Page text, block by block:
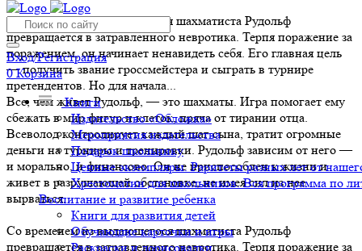
Вход/Регистрация
0 Корзина
Книги
Издательство «Обложка»
Мероприятия издательства
Подарок школьнику
Ценные экземпляры. Раритеты разных лет от
Хрестоматии для школьников. Вся программа по
Воспитание и развитие ребенка
Книги для развития детей
Обучающие карточки и игры
Раскраски и дорисовалки
Со временем из выдающегося шахматиста Рудольф
превращается в затравленного невротика. Терпя поражение за
поражением, он начинает ненавидеть себя. Его главная цель
— получить звание гроссмейстера и сыграть в турнире
претендентов. Но для начала...
Все, чем живет Рудольф, — это шахматы. Игра помогает ему
сбежать в мир фигур и клеток, пряча от тирании отца.
Всеволод контролирует каждый шаг сына, тратит огромные
деньги на турниры и тренировки. Рудольф зависим от него —
и морально, и финансово. Он не приспособлен к жизни и
живет в разрушающей обстановке, не имея сил из нее
вырваться.
Со временем из выдающегося шахматиста Рудольф
превращается в затравленного невротика. Терпя поражение за